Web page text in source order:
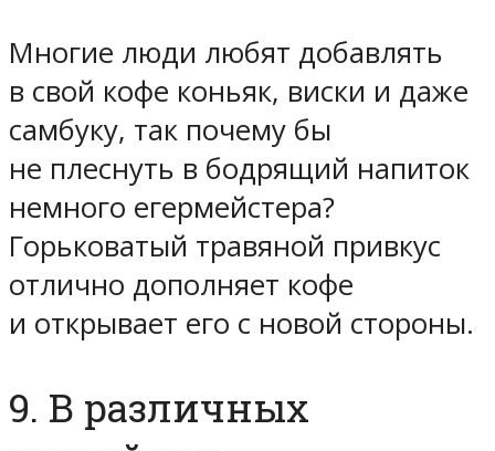
Многие люди любят добавлять
в свой кофе коньяк, виски и даже
самбуку, так почему бы
не плеснуть в бодрящий напиток
немного егермейстера?
Горьковатый травяной привкус
отлично дополняет кофе
и открывает его с новой стороны.
9. В различных